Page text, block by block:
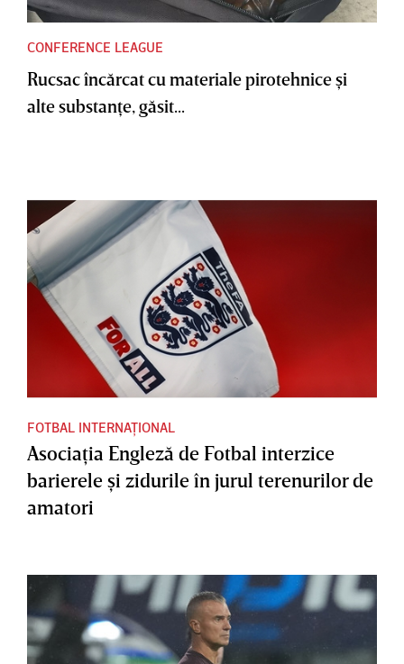
CONFERENCE LEAGUE
Rucsac încărcat cu materiale pirotehnice şi
alte substanţe, găsit...
FOTBAL INTERNAȚIONAL
Asociaţia Engleză de Fotbal interzice
barierele şi zidurile în jurul terenurilor de
amatori